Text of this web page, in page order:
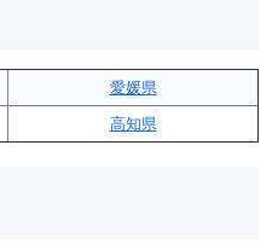
愛媛県
高知県